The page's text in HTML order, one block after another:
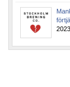
2023